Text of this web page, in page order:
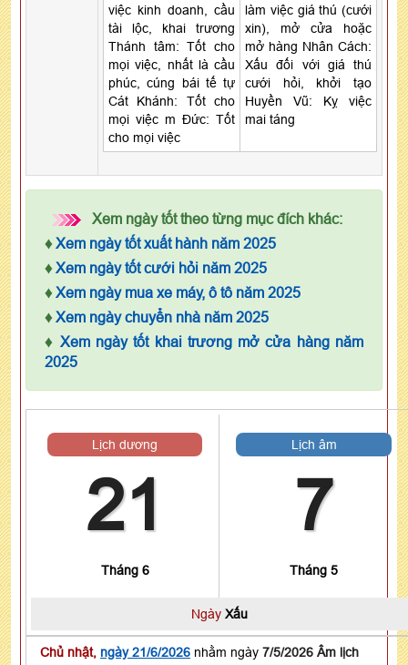
việc kinh doanh, cầu
tài lộc, khai trương
Thánh tâm: Tốt cho
mọi việc, nhất là cầu
phúc, cúng bái tế tự
Cát Khánh: Tốt cho
mọi việc m Đức: Tốt
cho mọi việc
làm việc giá thú (cưới
xin), mở cửa hoặc
mở hàng Nhân Cách:
Xấu đối với giá thú
cưới hỏi, khởi tạo
Huyền Vũ: Kỵ việc
mai táng
Xem ngày tốt theo từng mục đích khác:
♦ Xem ngày tốt xuất hành năm 2025
♦ Xem ngày tốt cưới hỏi năm 2025
♦ Xem ngày mua xe máy, ô tô năm 2025
♦ Xem ngày chuyển nhà năm 2025
♦ Xem ngày tốt khai trương mở cửa hàng năm
2025
Lịch dương
21
Tháng 6
Lịch âm
7
Tháng 5
Ngày Xấu
Chủ nhật, ngày 21/6/2026 nhằm ngày 7/5/2026 Âm lịch